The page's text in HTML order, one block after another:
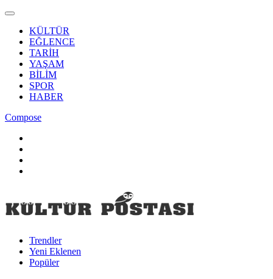
KÜLTÜR
EĞLENCE
TARİH
YAŞAM
BİLİM
SPOR
HABER
Compose
Trendler
Yeni Eklenen
Popüler